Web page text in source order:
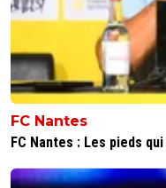
0+
dites
encore
+
FC Nantes
FC Nantes : Les pieds